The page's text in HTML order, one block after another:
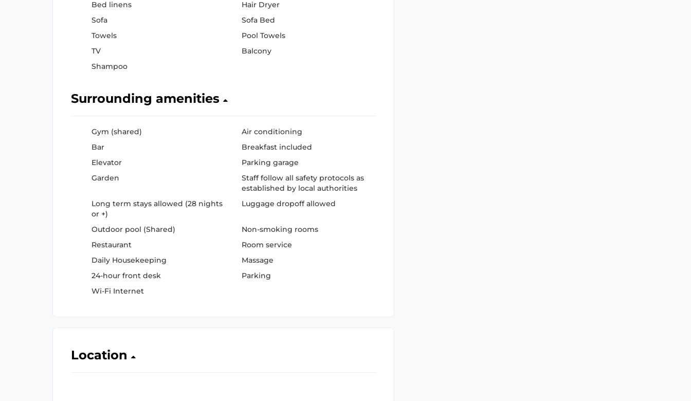
Bed linens
Hair Dryer
Sofa
Sofa Bed
Towels
Pool Towels
TV
Balcony
Shampoo
Surrounding amenities
Gym (shared)
Air conditioning
Bar
Breakfast included
Elevator
Parking garage
Garden
Staff follow all safety protocols as
established by local authorities
Long term stays allowed (28 nights
or +)
Luggage dropoff allowed
Outdoor pool (Shared)
Non-smoking rooms
Restaurant
Room service
Daily Housekeeping
Massage
24-hour front desk
Parking
Wi-Fi Internet
Location